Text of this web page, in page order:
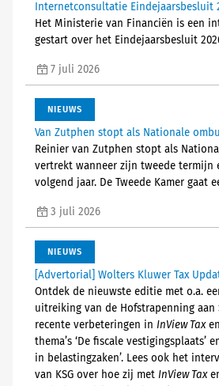
Internetconsultatie Eindejaarsbesluit
Het Ministerie van Financiën is een
gestart over het Eindejaarsbesluit
7 juli 2026
NIEUWS
Van Zutphen stopt als Nationale
Reinier van Zutphen stopt als
vertrekt wanneer zijn tweede termijn
volgend jaar. De Tweede Kamer gaat
3 juli 2026
NIEUWS
[Advertorial] Wolters Kluwer Tax
Ontdek de nieuwste editie met o.a.
uitreiking van de Hofstrapenning aan
recente verbeteringen in InView Tax
thema’s ‘De fiscale vestigingsplaats’
in belastingzaken’. Lees ook het
van KSG over hoe zij met InView Tax